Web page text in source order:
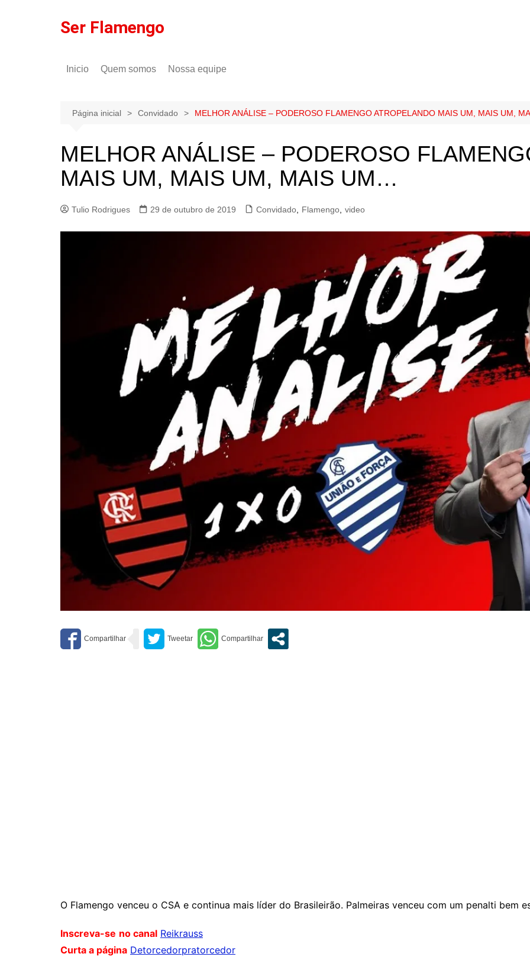
Ser Flamengo
Inicio Quem somos
Política de privacidade
Nossa equipe
Gilson Lima
Página inicial Convidado MELHOR ANÁLISE – PODEROSO FLAMENGO ATROPELANDO MAIS UM, MAIS UM,
MELHOR ANÁLISE – PODEROSO
MAIS UM, MAIS UM, MAIS UM…
Tulio Rodrigues 29 de outubro de 2019 Convidado Flamengo video
O Flamengo venceu o CSA e continua mais líder do Brasileirão. Palmeiras venceu com um penalti bem
Inscreva-se no canal Reikrauss
Curta a página Detorcedorpratorcedor